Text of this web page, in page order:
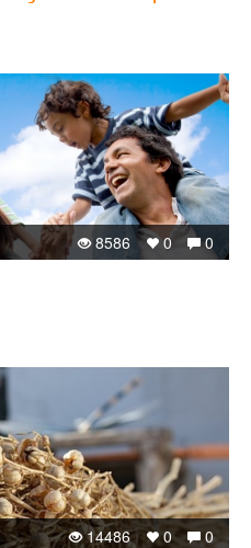
0
0
8586
0
0
14486